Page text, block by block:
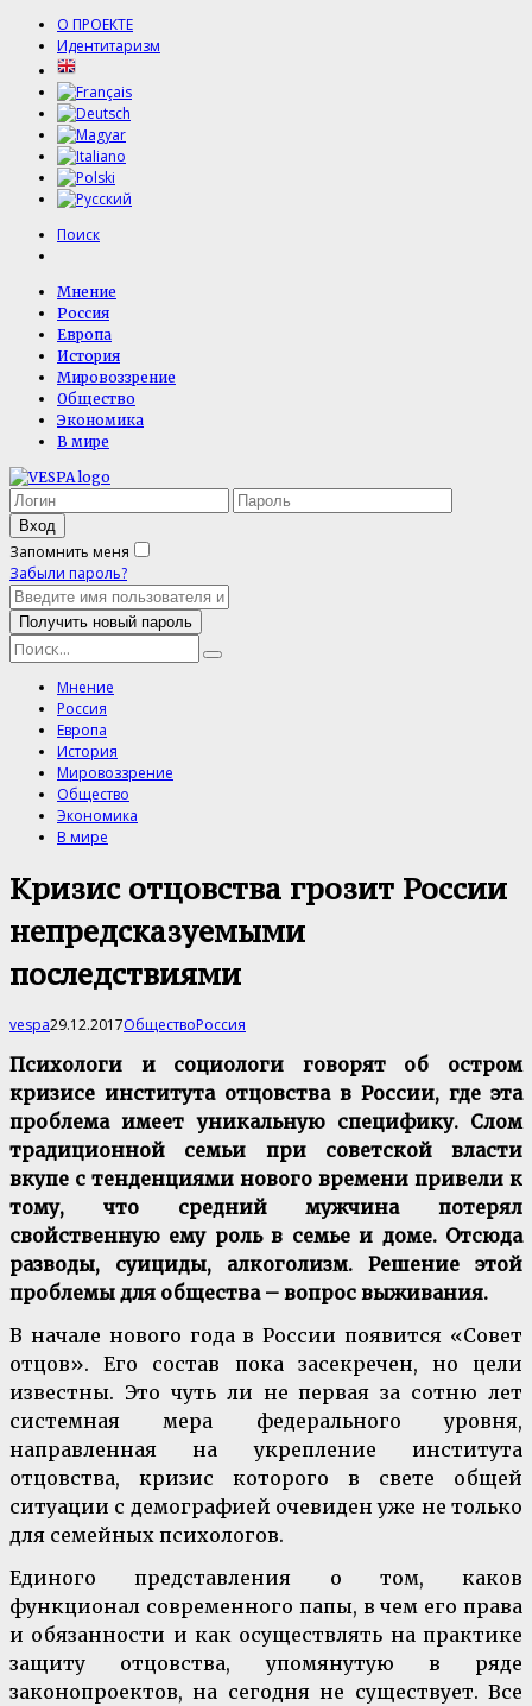
О ПРОЕКТЕ
Идентитаризм
Поиск
Мнение
Россия
Европа
История
Мировоззрение
Общество
Экономика
В мире
Запомнить меня
Забыли пароль?
Мнение
Россия
Европа
История
Мировоззрение
Общество
Экономика
В мире
Кризис отцовства грозит России
непредсказуемыми
последствиями
vespa29.12.2017ОбществоРоссия
Психологи и социологи говорят об остром
кризисе института отцовства в России, где эта
проблема имеет уникальную специфику. Слом
традиционной семьи при советской власти
вкупе с тенденциями нового времени привели к
тому, что средний мужчина потерял
свойственную ему роль в семье и доме. Отсюда
разводы, суициды, алкоголизм. Решение этой
проблемы для общества – вопрос выживания.
В начале нового года в России появится «Совет
отцов». Его состав пока засекречен, но цели
известны. Это чуть ли не первая за сотню лет
системная мера федерального уровня,
направленная на укрепление института
отцовства, кризис которого в свете общей
ситуации с демографией очевиден уже не только
для семейных психологов.
Единого представления о том, каков
функционал современного папы, в чем его права
и обязанности и как осуществлять на практике
защиту отцовства, упомянутую в ряде
законопроектов, на сегодня не существует. Все